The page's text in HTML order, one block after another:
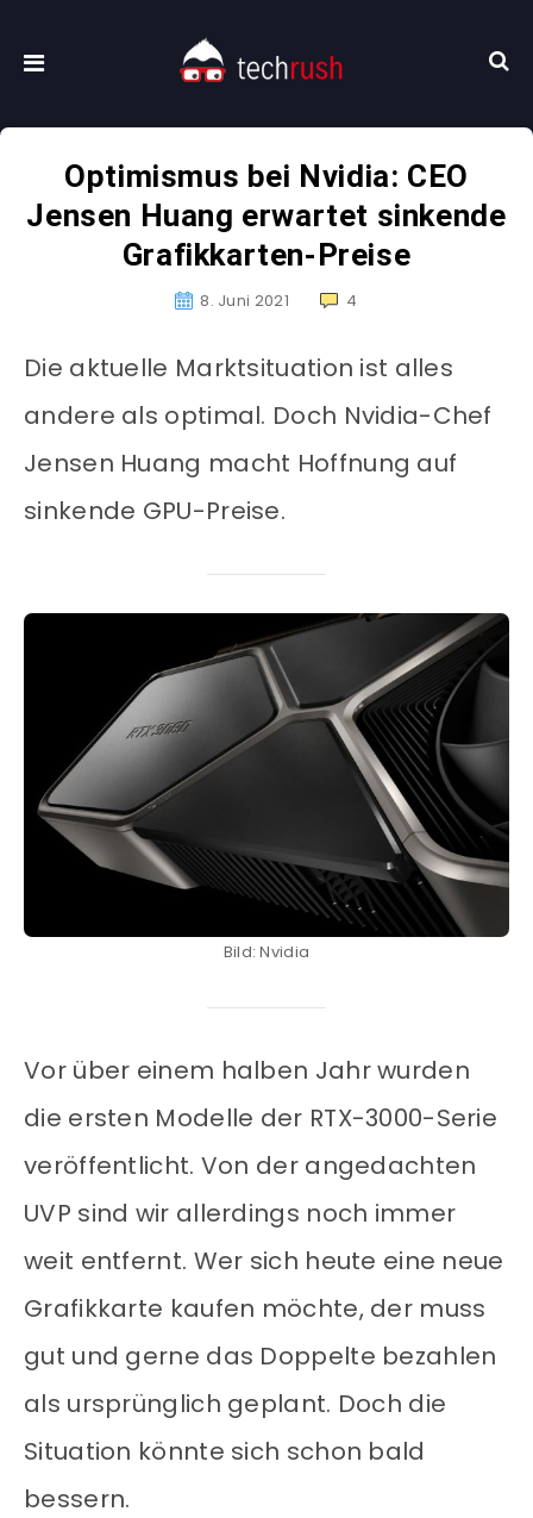
Optimismus bei Nvidia: CEO
Jensen Huang erwartet sinkende
Grafikkarten-Preise
8. Juni 2021 4
Die aktuelle Marktsituation ist alles
andere als optimal. Doch Nvidia-Chef
Jensen Huang macht Hoffnung auf
sinkende GPU-Preise.
Bild: Nvidia
Vor über einem halben Jahr wurden
die ersten Modelle der RTX-3000-Serie
veröffentlicht. Von der angedachten
UVP sind wir allerdings noch immer
weit entfernt. Wer sich heute eine neue
Grafikkarte kaufen möchte, der muss
gut und gerne das Doppelte bezahlen
als ursprünglich geplant. Doch die
Situation könnte sich schon bald
bessern.